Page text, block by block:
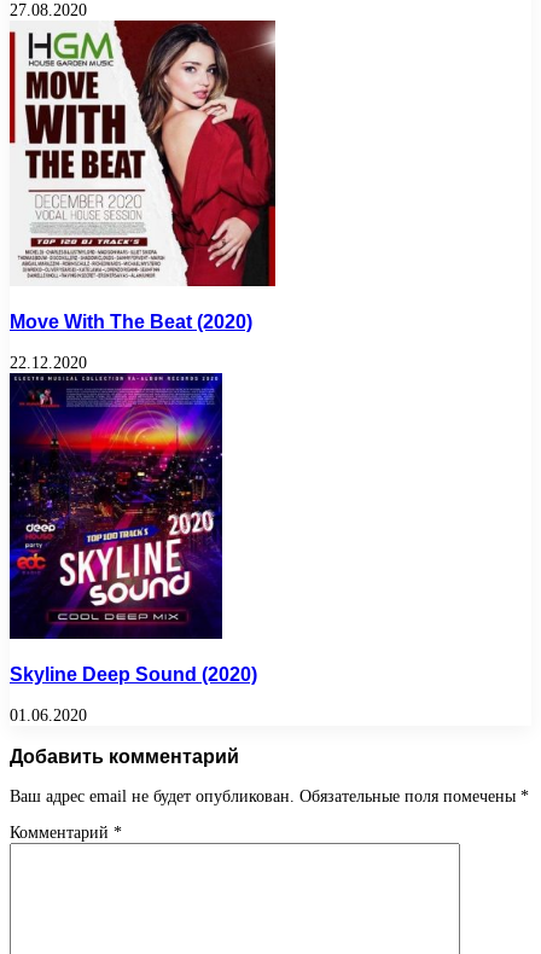
27.08.2020
Move With The Beat (2020)
22.12.2020
Skyline Deep Sound (2020)
01.06.2020
Добавить комментарий
Ваш адрес email не будет опубликован. Обязательные поля помечены *
Комментарий *